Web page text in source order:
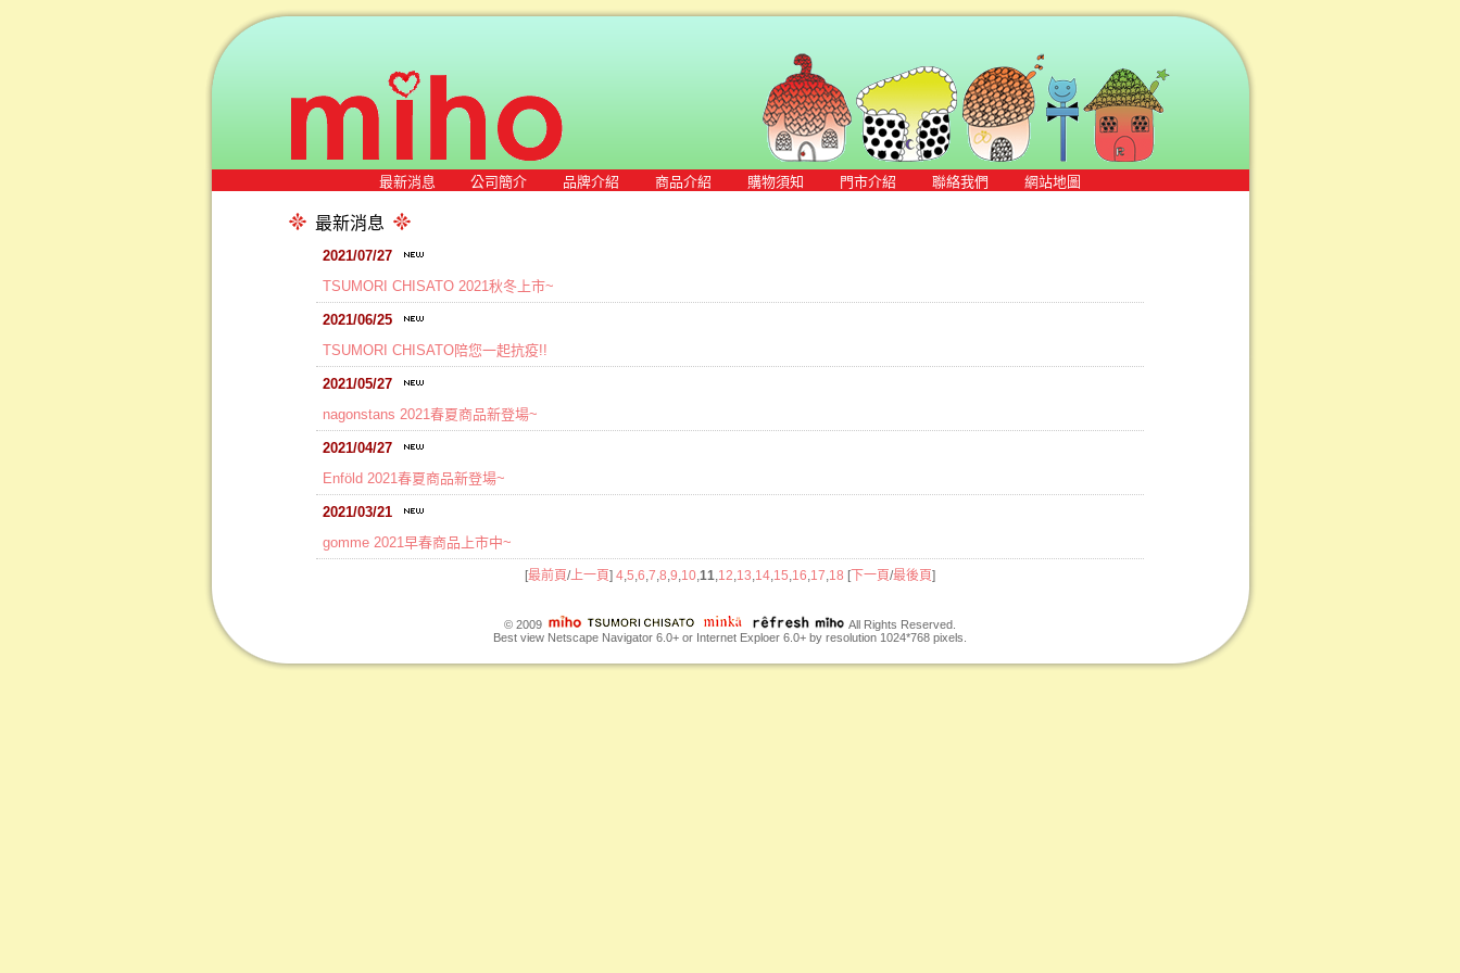
最新消息 公司簡介 品牌介紹 商品介紹 購物須知 門市介紹 聯絡我們 網站地圖
最新消息
2021/07/27
TSUMORI CHISATO 2021秋冬上市~
2021/06/25
TSUMORI CHISATO陪您一起抗疫!!
2021/05/27
nagonstans 2021春夏商品新登場~
2021/04/27
Enföld 2021春夏商品新登場~
2021/03/21
gomme 2021早春商品上市中~
[最前頁/上一頁] 4 5 6 7 8 9 10 11 12 13 14 15 16 17 18 [下一頁/最後頁]
© 2009
All Rights Reserved.
Best view Netscape Navigator 6.0+ or Internet Exploer 6.0+ by resolution 1024*768 pixels.